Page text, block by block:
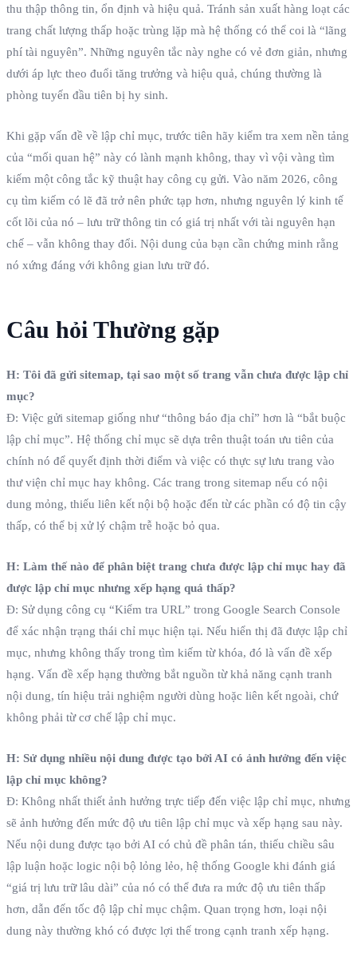
thu thập thông tin, ổn định và hiệu quả. Tránh sản xuất hàng loạt các
trang chất lượng thấp hoặc trùng lặp mà hệ thống có thể coi là “lãng
phí tài nguyên”. Những nguyên tắc này nghe có vẻ đơn giản, nhưng
dưới áp lực theo đuổi tăng trưởng và hiệu quả, chúng thường là
phòng tuyến đầu tiên bị hy sinh.
Khi gặp vấn đề về lập chỉ mục, trước tiên hãy kiểm tra xem nền tảng
của “mối quan hệ” này có lành mạnh không, thay vì vội vàng tìm
kiếm một công tắc kỹ thuật hay công cụ gửi. Vào năm 2026, công
cụ tìm kiếm có lẽ đã trở nên phức tạp hơn, nhưng nguyên lý kinh tế
cốt lõi của nó – lưu trữ thông tin có giá trị nhất với tài nguyên hạn
chế – vẫn không thay đổi. Nội dung của bạn cần chứng minh rằng
nó xứng đáng với không gian lưu trữ đó.
Câu hỏi Thường gặp
H: Tôi đã gửi sitemap, tại sao một số trang vẫn chưa được lập chỉ
mục?
Đ: Việc gửi sitemap giống như “thông báo địa chỉ” hơn là “bắt buộc
lập chỉ mục”. Hệ thống chỉ mục sẽ dựa trên thuật toán ưu tiên của
chính nó để quyết định thời điểm và việc có thực sự lưu trang vào
thư viện chỉ mục hay không. Các trang trong sitemap nếu có nội
dung mỏng, thiếu liên kết nội bộ hoặc đến từ các phần có độ tin cậy
thấp, có thể bị xử lý chậm trễ hoặc bỏ qua.
H: Làm thế nào để phân biệt trang chưa được lập chỉ mục hay đã
được lập chỉ mục nhưng xếp hạng quá thấp?
Đ: Sử dụng công cụ “Kiểm tra URL” trong Google Search Console
để xác nhận trạng thái chỉ mục hiện tại. Nếu hiển thị đã được lập chỉ
mục, nhưng không thấy trong tìm kiếm từ khóa, đó là vấn đề xếp
hạng. Vấn đề xếp hạng thường bắt nguồn từ khả năng cạnh tranh
nội dung, tín hiệu trải nghiệm người dùng hoặc liên kết ngoài, chứ
không phải từ cơ chế lập chỉ mục.
H: Sử dụng nhiều nội dung được tạo bởi AI có ảnh hưởng đến việc
lập chỉ mục không?
Đ: Không nhất thiết ảnh hưởng trực tiếp đến việc lập chỉ mục, nhưng
sẽ ảnh hưởng đến mức độ ưu tiên lập chỉ mục và xếp hạng sau này.
Nếu nội dung được tạo bởi AI có chủ đề phân tán, thiếu chiều sâu
lập luận hoặc logic nội bộ lỏng lẻo, hệ thống Google khi đánh giá
“giá trị lưu trữ lâu dài” của nó có thể đưa ra mức độ ưu tiên thấp
hơn, dẫn đến tốc độ lập chỉ mục chậm. Quan trọng hơn, loại nội
dung này thường khó có được lợi thế trong cạnh tranh xếp hạng.